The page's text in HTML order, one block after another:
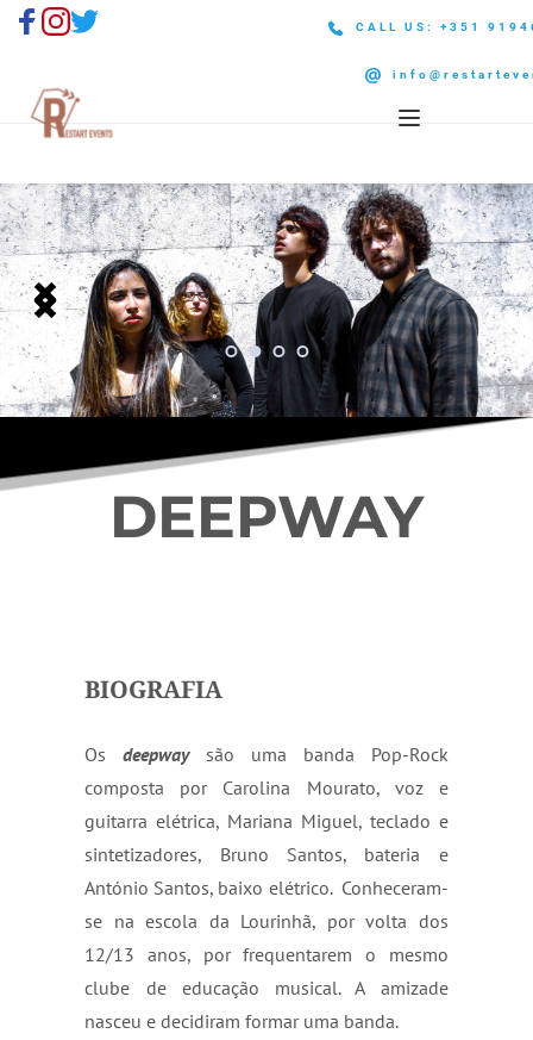
CALL US: +351
DEEPWAY
BIOGRAFIA
Os deepway
são uma banda Pop-Rock
composta por Carolina Mourato, voz e
guitarra elétrica, Mariana Miguel, teclado e
sintetizadores, Bruno Santos, bateria e
António Santos, baixo elétrico.  Conheceram-
se na escola da Lourinhã, por volta dos
12/13 anos, por frequentarem o mesmo
clube de educação musical. A amizade
nasceu e decidiram formar uma banda.